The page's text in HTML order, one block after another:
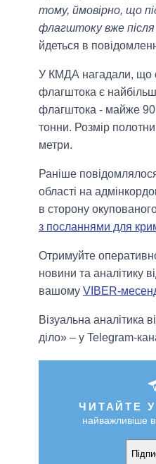
тому, ймовірно, що
флагштоку вже після
йдеться в
У КМДА нагадали, що
флагштока є
флагштока - майже 90
тонни. Розмір
метри.
Раніше
області на
в сторону
з посланнями для
Отримуйте
новини та аналітику
вашому VIBER-
Візуальна аналітика
діло» – у Telegram-
ЧИТАЙТЕ У
найважливіше